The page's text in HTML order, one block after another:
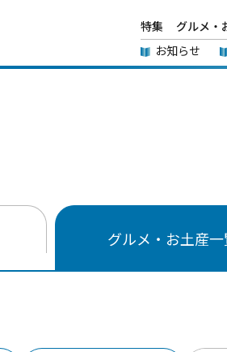
特集 グルメ・
お知らせ
グルメ・お土産